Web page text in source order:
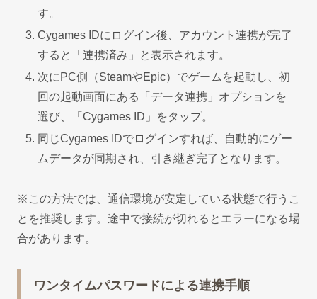
す。
Cygames IDにログイン後、アカウント連携が完了
すると「連携済み」と表示されます。
次にPC側（SteamやEpic）でゲームを起動し、初
回の起動画面にある「データ連携」オプションを
選び、「Cygames ID」をタップ。
同じCygames IDでログインすれば、自動的にゲー
ムデータが同期され、引き継ぎ完了となります。
※この方法では、通信環境が安定している状態で行うこ
とを推奨します。途中で接続が切れるとエラーになる場
合があります。
ワンタイムパスワードによる連携手順